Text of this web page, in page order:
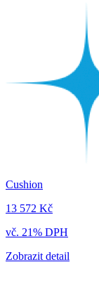
Cushion
13 572 Kč
vč. 21% DPH
Zobrazit detail